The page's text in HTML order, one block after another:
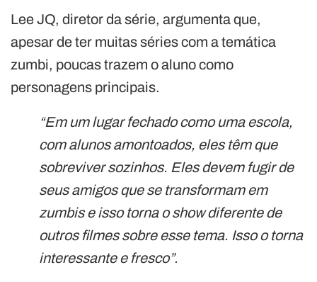
Lee JQ, diretor da série, argumenta que,
apesar de ter muitas séries com a temática
zumbi, poucas trazem o aluno como
personagens principais.
“Em um lugar fechado como uma escola,
com alunos amontoados, eles têm que
sobreviver sozinhos. Eles devem fugir de
seus amigos que se transformam em
zumbis e isso torna o show diferente de
outros filmes sobre esse tema. Isso o torna
interessante e fresco”.